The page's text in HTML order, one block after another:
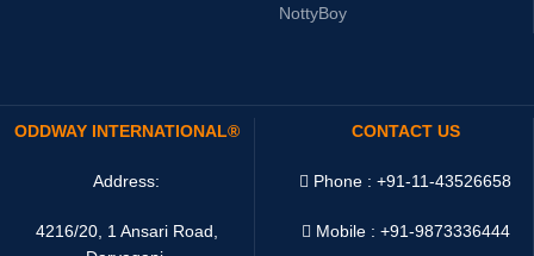
NottyBoy
ODDWAY INTERNATIONAL®
Address:
4216/20, 1 Ansari Road,
CONTACT US
Phone : +91-11-43526658
Mobile : +91-9873336444